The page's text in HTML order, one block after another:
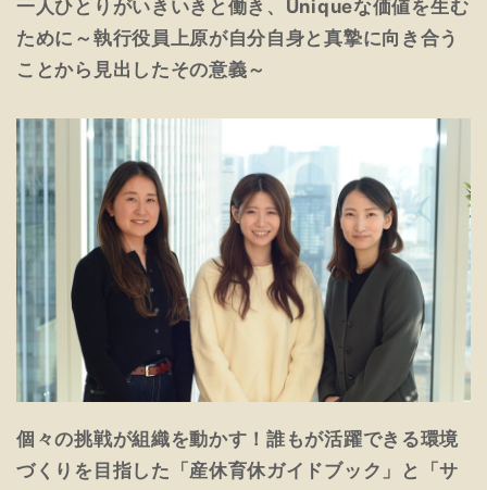
一人ひとりがいきいきと働き、Uniqueな価値を生む
ために～執行役員上原が自分自身と真摯に向き合う
ことから見出したその意義～
個々の挑戦が組織を動かす！誰もが活躍できる環境
づくりを目指した「産休育休ガイドブック」と「サ